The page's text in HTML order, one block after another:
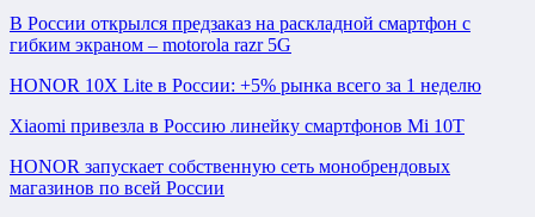
В России открылся предзаказ на раскладной смартфон с
гибким экраном – motorola razr 5G
HONOR 10X Lite в России: +5% рынка всего за 1 неделю
Xiaomi привезла в Россию линейку смартфонов Mi 10T
HONOR запускает собственную сеть монобрендовых
магазинов по всей России